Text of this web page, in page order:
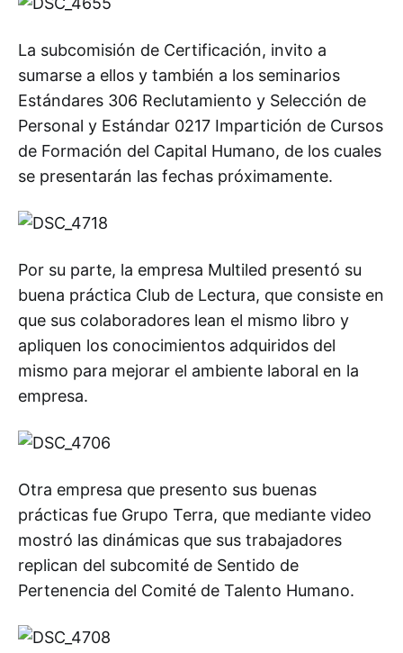
La subcomisión de Certificación, invito a
sumarse a ellos y también a los seminarios
Estándares 306 Reclutamiento y Selección de
Personal y Estándar 0217 Impartición de Cursos
de Formación del Capital Humano, de los cuales
se presentarán las fechas próximamente.
Por su parte, la empresa Multiled presentó su
buena práctica Club de Lectura, que consiste en
que sus colaboradores lean el mismo libro y
apliquen los conocimientos adquiridos del
mismo para mejorar el ambiente laboral en la
empresa.
Otra empresa que presento sus buenas
prácticas fue Grupo Terra, que mediante video
mostró las dinámicas que sus trabajadores
replican del subcomité de Sentido de
Pertenencia del Comité de Talento Humano.